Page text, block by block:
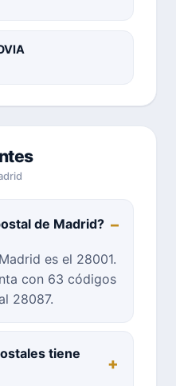
de Madrid?
es el 28001.
con 63 códigos
28087.
tiene